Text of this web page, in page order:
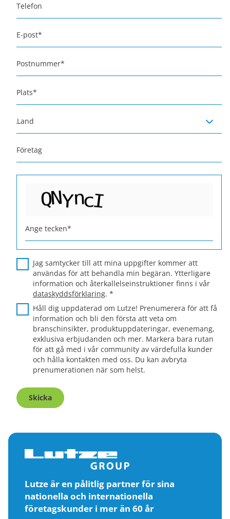
Telefon
E-post*
Postnummer*
Plats*
Land
Företag
Ange tecken*
Jag samtycker till att mina uppgifter kommer att
användas för att behandla min begäran. Ytterligare
information och återkallelseinstruktioner finns i vår
dataskyddsförklaring. *
Håll dig uppdaterad om Lutze! Prenumerera för att få
information och bli den första att veta om
branschinsikter, produktuppdateringar, evenemang,
exklusiva erbjudanden och mer. Markera bara rutan
för att gå med i vår community av värdefulla kunder
och hålla kontakten med oss. Du kan avbryta
prenumerationen när som helst.
Skicka
Lutze är en pålitlig partner för sina
nationella och internationella
företagskunder i mer än 60 år